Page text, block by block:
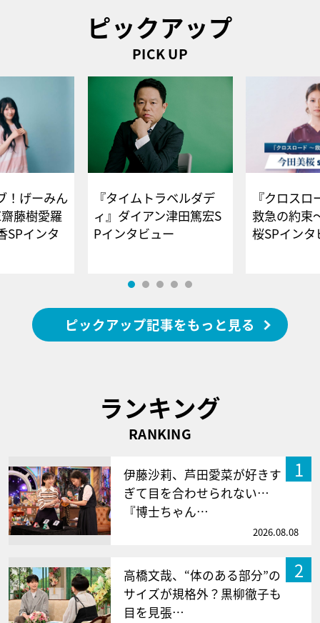
ピックアップ
PICK UP
！げーみん
藤樹愛羅
SPインタ
『タイムトラベルダデ
ィ』ダイアン津田篤宏S
Pインタビュー
『クロス
救急の約束
桜SPイ
ピックアップ記事をもっと見る
ランキング
RANKING
1
伊藤沙莉、芦田愛菜が好きす
ぎて目を合わせられない…
『博士ちゃん…
2026.08.08
2
高橋文哉、“体のある部分”の
サイズが規格外？黒柳徹子も
目を見張…